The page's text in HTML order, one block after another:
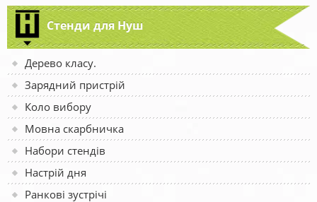
Стенди для Нуш
Дерево класу.
Зарядний пристрій
Коло вибору
Мовна скарбничка
Набори стендів
Настрій дня
Ранкові зустрічі